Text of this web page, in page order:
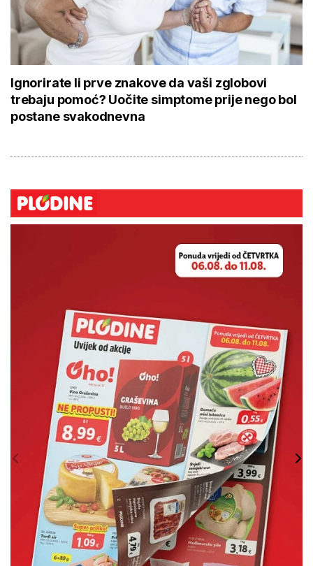
Ignorirate li prve znakove da vaši zglobovi
trebaju pomoć? Uočite simptome prije nego bol
postane svakodnevna